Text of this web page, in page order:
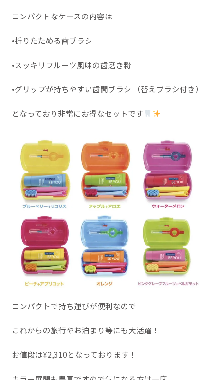
コンパクトなケースの内容は
•折りたためる歯ブラシ
•スッキリフルーツ風味の歯磨き粉
•グリップが持ちやすい歯間ブラシ （替えブラシ付き）
となっており非常にお得なセットです
コンパクトで持ち運びが便利なので
これからの旅行やお泊まり等にも大活躍！
お値段は¥2,310となっております！